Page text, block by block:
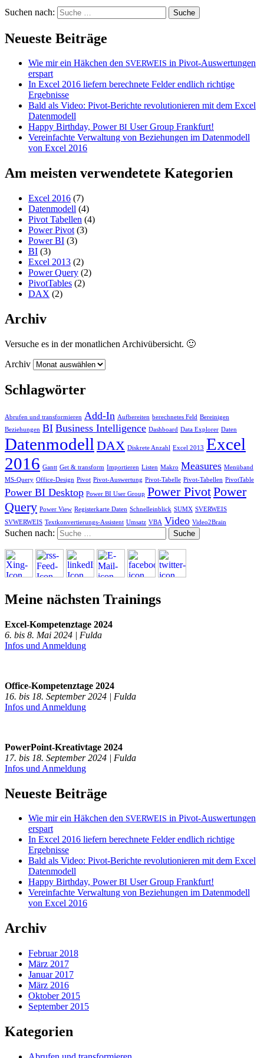
Suchen nach:
Neueste Beiträge
Wie mir ein Häkchen den SVERWEIS in Pivot-Auswertungen
erspart
In Excel 2016 liefern berechnete Felder endlich richtige
Ergebnisse
Bald als Video: Pivot-Berichte revolutionieren mit dem Excel
Datenmodell
Happy Birthday, PowerBI User Group Frankfurt!
Vereinfachte Verwaltung von Beziehungen im Datenmodell
von Excel 2016
Am meisten verwendetete Kategorien
Excel 2016 (7)
Datenmodell (4)
Pivot Tabellen (4)
Power Pivot (3)
Power BI (3)
BI (3)
Excel 2013 (2)
Power Query (2)
PivotTables (2)
DAX (2)
Archiv
Versuche es in der monatlichen Archivübersicht. 🙂
Archiv
Schlagwörter
Abrufen und transformieren Add-In Aufbereiten berechnetes Feld Bereinigen
Beziehungen BI Business Intelligence Dashboard Data Explorer Daten
Datenmodell DAX Diskrete Anzahl Excel 2013 Excel
2016 Gantt Get & transform Importieren Listen Makro Measures Menüband
MS-Query Office-Design Pivot Pivot-Auswertung Pivot-Tabelle Pivot-Tabellen PivotTable
Power BI Desktop Power BI User Group Power PivotPower
Query Power View Registerkarte Daten Schnelleinblick SUMX SVERWEIS
SVWERWEIS Textkonvertierungs-Assistent Umsatz VBA Video Video2Brain
Suchen nach:
Meine nächsten Trainings
Excel-Kompetenztage 2024
6. bis 8. Mai 2024 | Fulda
Infos und Anmeldung
Office-Kompetenztage 2024
16. bis 18. September 2024 | Fulda
Infos und Anmeldung
PowerPoint-Kreativtage 2024
17. bis 18. September 2024 | Fulda
Infos und Anmeldung
Neueste Beiträge
Wie mir ein Häkchen den SVERWEIS in Pivot-Auswertungen
erspart
In Excel 2016 liefern berechnete Felder endlich richtige
Ergebnisse
Bald als Video: Pivot-Berichte revolutionieren mit dem Excel
Datenmodell
Happy Birthday, PowerBI User Group Frankfurt!
Vereinfachte Verwaltung von Beziehungen im Datenmodell
von Excel 2016
Archiv
Februar 2018
März 2017
Januar 2017
März 2016
Oktober 2015
September 2015
Kategorien